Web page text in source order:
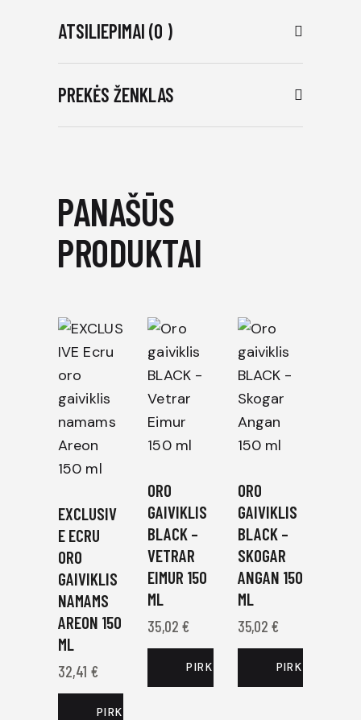
ATSILIEPIMAI (0 )
PREKĖS ŽENKLAS
PANAŠŪS
PRODUKTAI
EXCLUSIV
E ECRU
ORO
GAIVIKLIS
NAMAMS
AREON 150
ML
32,41 €
PIRKTI DABAR
ORO
GAIVIKLIS
BLACK –
VETRAR
EIMUR 150
ML
35,02 €
PIRKTI DABAR
ORO
GAIVIKLIS
BLACK –
SKOGAR
ANGAN 150
ML
35,02€
PIRKTI DABAR